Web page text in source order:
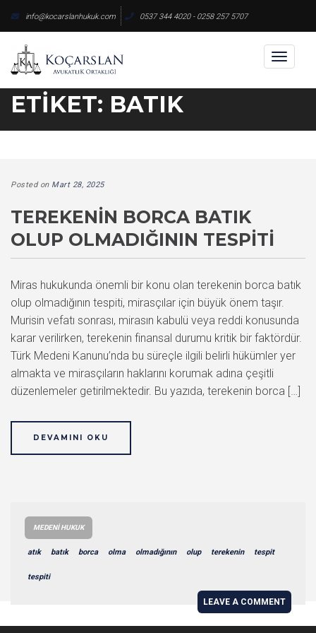
content
info@kocarslanhukuk.com 0537 344 4020 - 0258 257 5707
Toggle
ETIKET: BATIK
Posted on Mart 28, 2025
TEREKENIN BORCA BATIK
OLUP OLMADIĞININ TESPITI
Miras hukukunda önemli bir konu olan terekenin borca batık
olup olmadığının tespiti, mirasçılar için büyük önem taşır.
Murisin vefatı sonrası, mirasın kabulü veya reddi konusunda
karar verilirken, terekenin finansal durumu kritik bir faktördür.
Türk Medeni Kanunu’nda bu süreçle ilgili belirli hükümler yer
almakta ve mirasçıların haklarını korumak adına çeşitli
düzenlemeler getirilmektedir. Bu yazıda, terekenin borca […]
DEVAMINI OKU
MEDENI HUKUK
atık batık borca olma olmadığının olup terekenin tespit
tespiti
LEAVE A COMMENT